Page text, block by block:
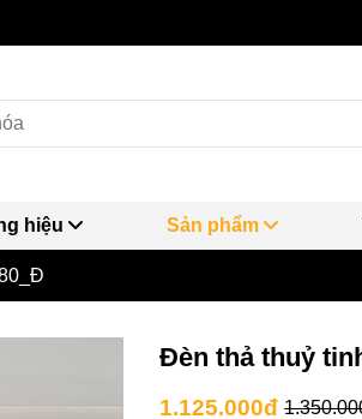
hiệu Sản phẩm
Đèn thả thuỷ
1.125.000đ